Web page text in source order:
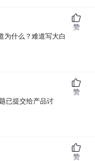
为什么？难道写大白
赞
已提交给产品讨
赞
赞